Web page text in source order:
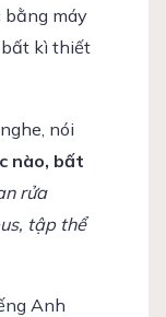
bằng máy
bất kì thiết
nói
nào, bất
rửa
tập thể
Anh